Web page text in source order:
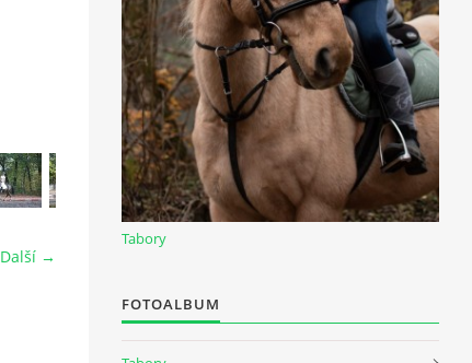
Další →
Tabory
FOTOALBUM